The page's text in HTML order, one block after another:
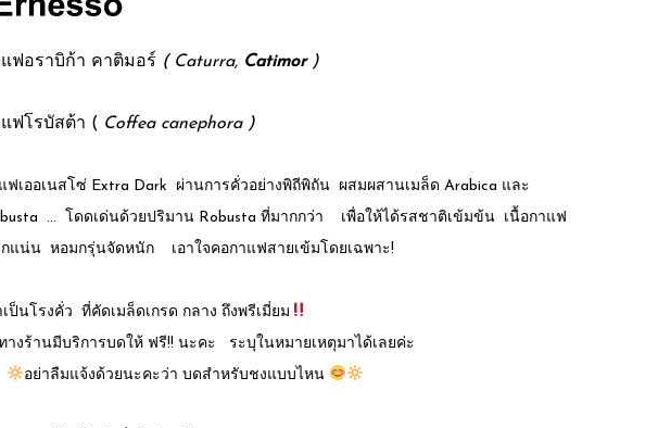
ฟอราบิก้า คาติมอร์ ( Caturra, Catimor )
ฟโรบัสต้า ( Coffea canephora )
ฟเออเนสโซ่ Extra Dark ผ่านการคั่วอย่างพิถีพิถัน ผสมผสานเมล็ด Arabica และ
… โดดเด่นด้วยปริมาน Robusta ที่มากกว่า เพื่อให้ได้รสชาติเข้มข้น เนื้อกาแฟ
แน่น หอมกรุ่นจัดหนัก เอาใจคอกาแฟสายเข้มโดยเฉพาะ!
เป็นโรงคั่ว ที่คัดเมล็ดเกรด กลาง ถึงพรีเมี่ยม
างร้านมีบริการบดให้ ฟรี!! นะคะ ระบุในหมายเหตุมาได้เลยค่ะ
อย่าลืมแจ้งด้วยนะคะว่า บดสำหรับชงแบบไหน